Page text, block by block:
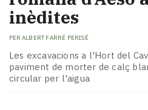
inèdites
PER ALBERT FARRÉ PERISÉ
Les excavacions a l'Hort del
paviment de morter de calç
circular per l'aigua